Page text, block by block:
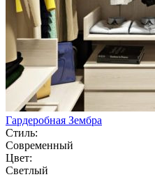
Гардеробная Зембра
Стиль:
Современный
Цвет:
Светлый